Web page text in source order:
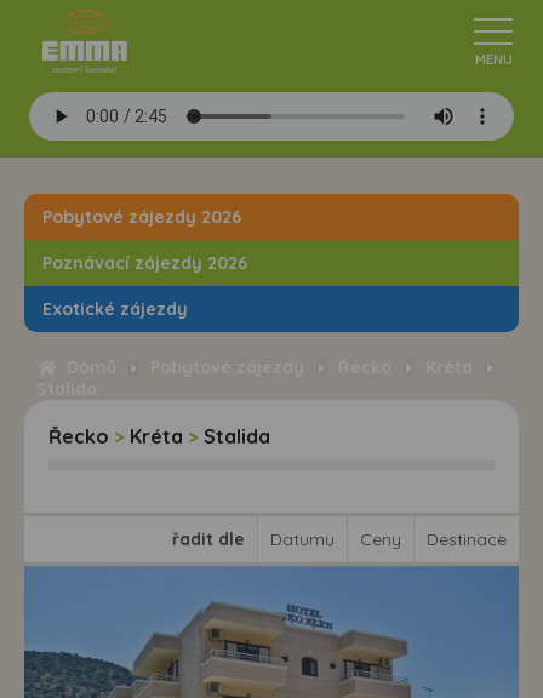
Pobytové zájezdy 2026
Poznávací zájezdy 2026
Exotické zájezdy
Řecko > Kréta > Stalida
řadit dle Datumu Ceny Destinace